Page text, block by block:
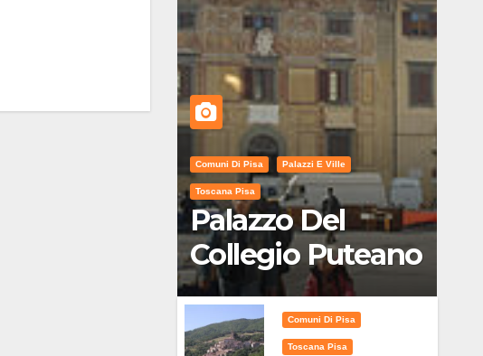
Comuni Di Pisa Palazzi E Ville
Toscana Pisa
Palazzo Del
Collegio Puteano
Comuni Di Pisa
Toscana Pisa